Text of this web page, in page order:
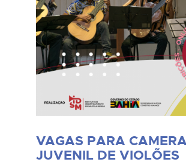
VAGAS PARA
JUVENIL DE VIOLÕES